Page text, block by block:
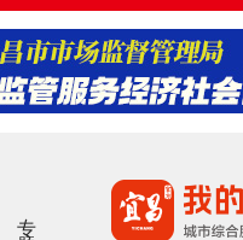
专题